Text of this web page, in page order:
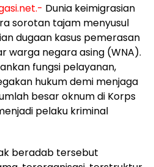
Dunia keimigrasian
sorotan tajam menyusul
dugaan kasus pemerasan
warga negara asing (WNA).
fungsi pelayanan,
hukum demi menjaga
besar oknum di Korps
pelaku kriminal
beradab tersebut